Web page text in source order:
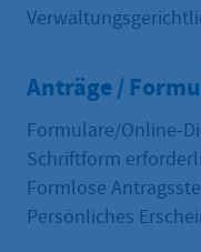
Anträge /
Formulare/Online-
Schriftform
Formlose
Persönliches